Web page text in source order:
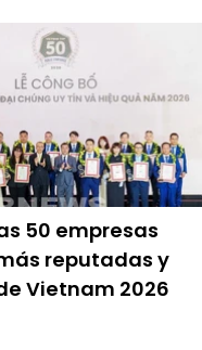
50 empresas
reputadas y
Vietnam 2026